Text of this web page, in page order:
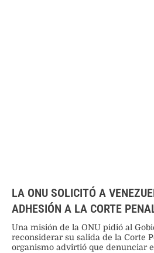
LA ONU SOLICITÓ A
ADHESIÓN A LA CORTE
Una misión de la ONU pidió al
reconsiderar su salida de la Corte
organismo advirtió que denunciar